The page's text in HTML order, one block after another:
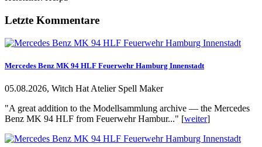
Letzte Kommentare
Mercedes Benz MK 94 HLF Feuerwehr Hamburg Innenstadt
05.08.2026, Witch Hat Atelier Spell Maker
"A great addition to the Modellsammlung archive — the Mercedes
Benz MK 94 HLF from Feuerwehr Hambur..." [weiter]